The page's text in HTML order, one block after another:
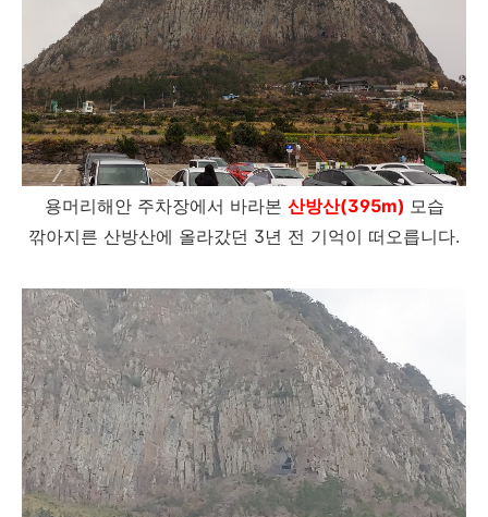
용머리해안 주차장에서 바라본 산방산(395m) 모습
깎아지른 산방산에 올라갔던 3년 전 기억이 떠오릅니다.